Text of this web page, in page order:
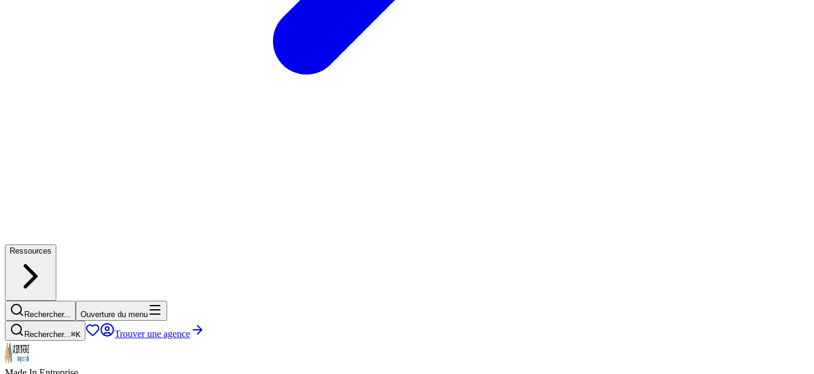
Ressources
Rechercher... Ouverture du menu
Rechercher...⌘K Trouver une agence